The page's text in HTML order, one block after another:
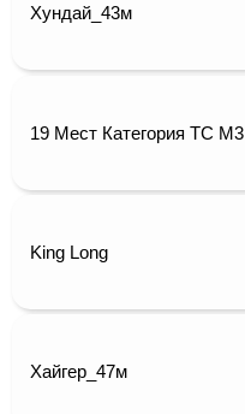
Хундай_43м
19 Мест Категория ТС М3
King Long
Хайгер_47м